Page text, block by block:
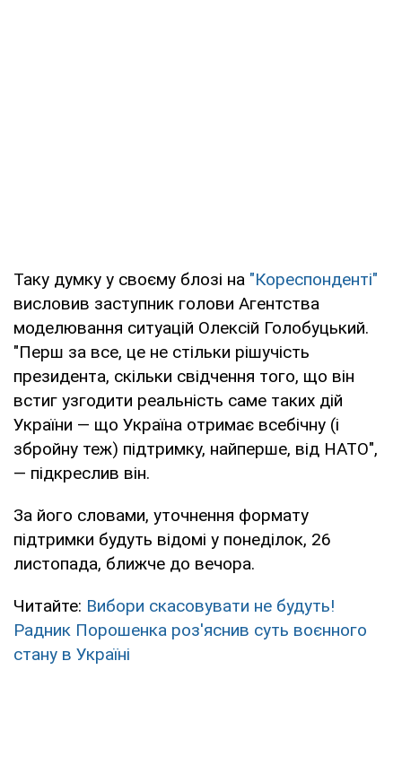
Таку думку у своєму блозі на "Кореспонденті"
висловив заступник голови Агентства
моделювання ситуацій Олексій Голобуцький.
"Перш за все, це не стільки рішучість
президента, скільки свідчення того, що він
встиг узгодити реальність саме таких дій
України — що Україна отримає всебічну (і
збройну теж) підтримку, найперше, від НАТО",
— підкреслив він.
За його словами, уточнення формату
підтримки будуть відомі у понеділок, 26
листопада, ближче до вечора.
Читайте: Вибори скасовувати не будуть!
Радник Порошенка роз'яснив суть воєнного
стану в Україні